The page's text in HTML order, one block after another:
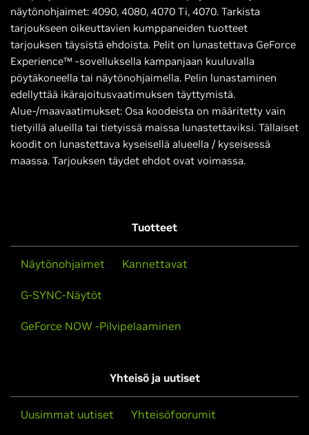
näytönohjaimet: 4090, 4080, 4070 Ti, 4070. Tarkista
tarjoukseen oikeuttavien kumppaneiden tuotteet
tarjouksen täysistä ehdoista. Pelit on lunastettava GeForce
Experience™ -sovelluksella kampanjaan kuuluvalla
pöytäkoneella tai näytönohjaimella. Pelin lunastaminen
edellyttää ikärajoitusvaatimuksen täyttymistä.
Alue-/maavaatimukset: Osa koodeista on määritetty vain
tietyillä alueilla tai tietyissä maissa lunastettaviksi. Tällaiset
koodit on lunastettava kyseisellä alueella / kyseisessä
maassa. Tarjouksen täydet ehdot ovat voimassa.
Tuotteet
Näytönohjaimet Kannettavat
G-SYNC-Näytöt
GeForce NOW -Pilvipelaaminen
Yhteisö ja uutiset
Uusimmat uutiset Yhteisöfoorumit